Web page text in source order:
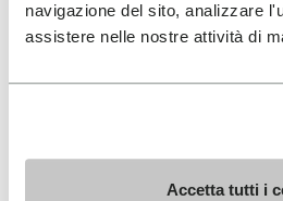
navigazione del sito, analizzare
assistere nelle nostre attività di
Accetta tutti i
Ich habe die
gelesen und stimme der
Kommunikation zu erhalten